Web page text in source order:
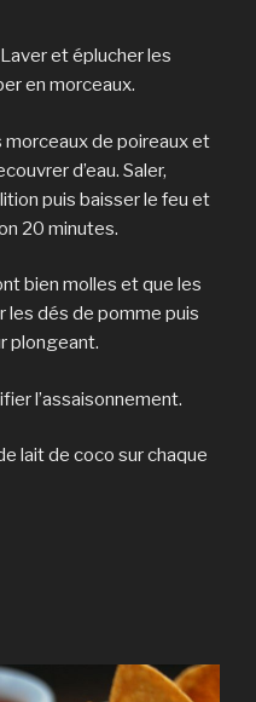
et éplucher les
en morceaux.
de poireaux et
d’eau. Saler,
puis baisser le feu et
20 minutes.
bien molles et que les
les dés de pomme puis
plongeant.
l’assaisonnement.
lait de coco sur chaque